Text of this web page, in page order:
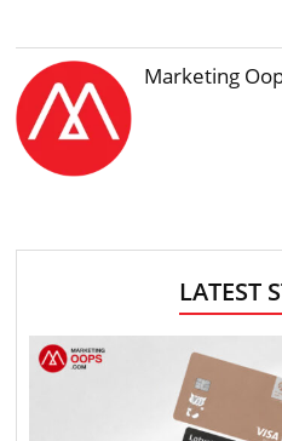
Marketing
LATEST